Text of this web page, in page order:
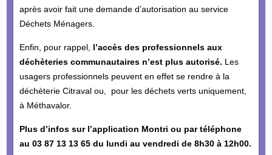
après avoir fait une demande d’autorisation au service
Déchets Ménagers.
Enfin, pour rappel, l’accès des professionnels aux
déchèteries communautaires n’est plus autorisé. Les
usagers professionnels peuvent en effet se rendre à la
déchèterie Citraval ou, pour les déchets verts uniquement,
à Méthavalor.
Plus d’infos sur l’application Montri ou par téléphone
au 03 87 13 13 65 du lundi au vendredi de 8h30 à 12h00.